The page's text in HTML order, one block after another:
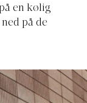
en kølig
på de